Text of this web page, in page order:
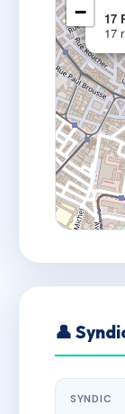
17
17
−
👤
SYNDIC